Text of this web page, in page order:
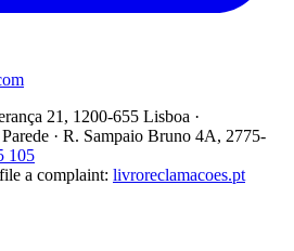
21, 1200-655 Lisboa ·
· R. Sampaio Bruno 4A, 2775-
105
a complaint: livroreclamacoes.pt